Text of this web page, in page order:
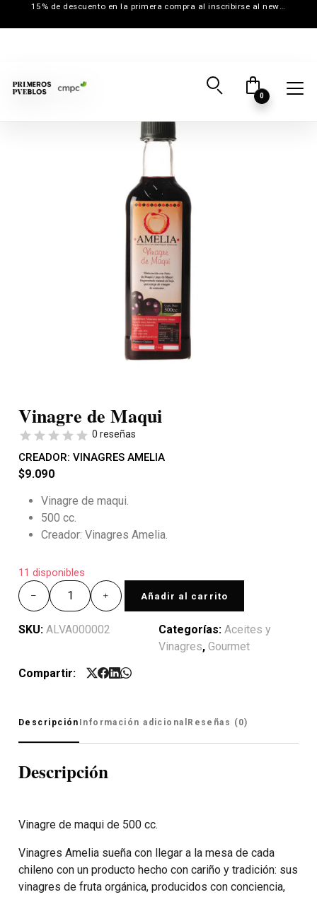
15% de descuento en la primera compra al inscribirse al newsletter
0
Vinagre de Maqui
0 reseñas
CREADOR: VINAGRES AMELIA
$9.090
Vinagre de maqui.
500 cc.
Creador: Vinagres Amelia.
11 disponibles
Añadir al carrito
SKU: ALVA000002 Categorías: Aceites y
Vinagres, Gourmet
Compartir:
Descripción Información adicional Reseñas (0)
Descripción
Vinagre de maqui de 500 cc.
Vinagres Amelia sueña con llegar a la mesa de cada
chileno con un producto hecho con cariño y tradición: sus
vinagres de fruta orgánica, producidos con conciencia,